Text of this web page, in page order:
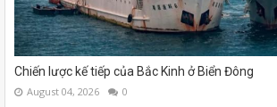
Chiến lược kế tiếp của Bắc Kinh ở Biển Đông
August 04, 2026 0